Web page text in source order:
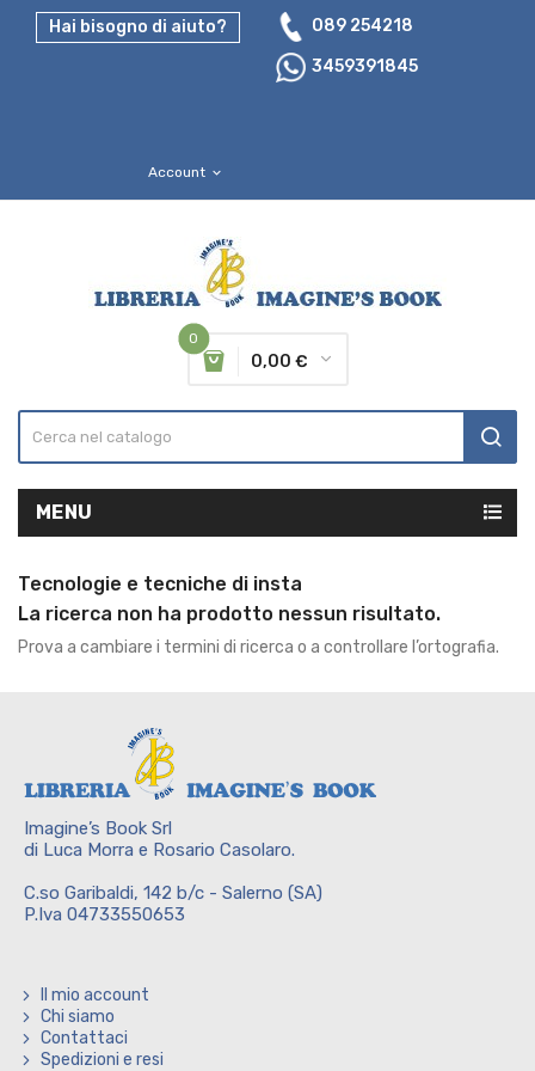
Hai bisogno di aiuto?
089 254218
3459391845
Account expand_more
0
0,00 €
MENU
Tecnologie e tecniche di insta
La ricerca non ha prodotto nessun risultato.
Prova a cambiare i termini di ricerca o a controllare l’ortografia.
Imagine’s Book Srl
di Luca Morra e Rosario Casolaro.
C.so Garibaldi, 142 b/c - Salerno (SA)
P.Iva 04733550653
Il mio account
Chi siamo
Contattaci
Spedizioni e resi